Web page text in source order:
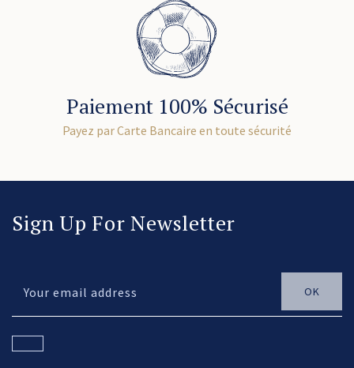
Paiement 100% Sécurisé
Payez par Carte Bancaire en toute sécurité
Sign Up For Newsletter